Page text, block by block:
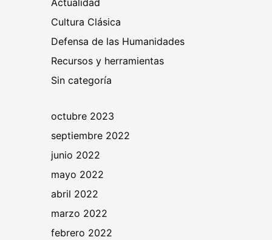
Actualidad
Cultura Clásica
Defensa de las Humanidades
Recursos y herramientas
Sin categoría
octubre 2023
septiembre 2022
junio 2022
mayo 2022
abril 2022
marzo 2022
febrero 2022